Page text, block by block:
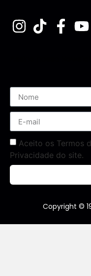
Aceito os Termos
Privacidade do site.
Copyright ©